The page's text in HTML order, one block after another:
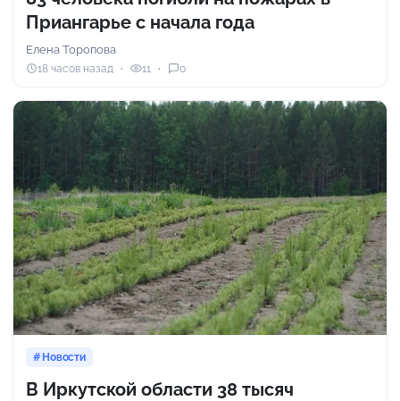
Приангарье с начала года
Елена Торопова
18 часов назад 11 0
Новости
В Иркутской области 38 тысяч